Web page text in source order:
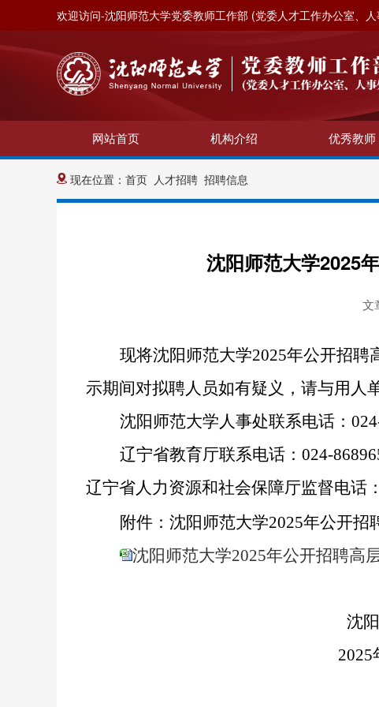
欢迎访问-沈阳师范大学党委教师工作部 (党委人才工作办公室、人
网站首页 机构介绍 优秀教师
现在位置： 首页 人才招聘 招聘信息
沈阳师范大学2025
文
现将沈阳师范大学2025年公开招聘
示期间对拟聘人员如有疑义，请与用人
沈阳师范大学人事处联系电话：
辽宁省教育厅联系电话： 024-
辽宁省人力资源和社会保障厅监督电话：
附件：沈阳师范大学2025年公开招
沈阳师范大学2025年公开招聘高
沈
2025